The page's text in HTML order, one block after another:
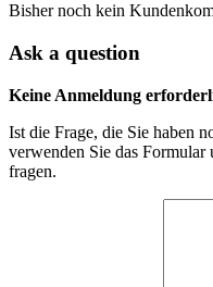
Bisher noch kein
Ask a question
Keine Anmeldung
Ist die Frage, die Sie haben
verwenden Sie das Formular
fragen.